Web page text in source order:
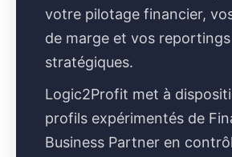
votre pilotage financier,
de marge et vos reportings
stratégiques.
Logic2Profit met à
profils expérimentés de
Business Partner en